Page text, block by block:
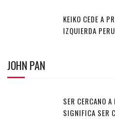
KEIKO CEDE A
IZQUIERDA
JOHN PAN
SER CERCANO
SIGNIFICA SER